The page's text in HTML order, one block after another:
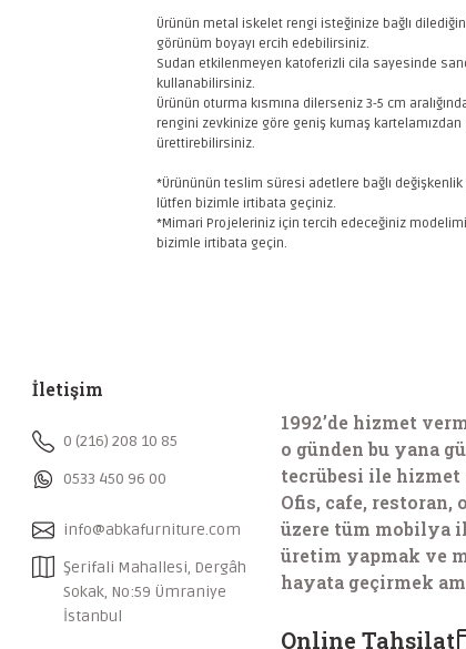
Ürünün metal iskelet rengi isteğinize bağlı
görünüm boyayı ercih edebilirsiniz.
Sudan etkilenmeyen katoferizli cila sayesinde
kullanabilirsiniz.
Ürünün oturma kısmına dilerseniz 3-5 cm
rengini zevkinize göre geniş kumaş
ürettirebilirsiniz.
*Ürününün teslim süresi adetlere bağlı
lütfen bizimle irtibata geçiniz.
*Mimari Projeleriniz için tercih edeceğiniz
bizimle irtibata geçin.
İletişim
0 (216) 208 10 85
0533 450 96 00
info@abkafurniture.com
Şerifali Mahallesi, Dergâh
Sokak, No:59 Ümraniye
İstanbul
1992’de hizmet
o günden bu yana
tecrübesi ile
Ofis, cafe, restoran,
üzere tüm mobilya
üretim yapmak ve
hayata geçirmek
Online Tahsilat